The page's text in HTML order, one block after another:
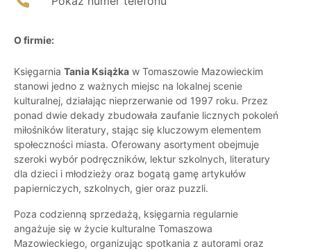
O firmie:
Księgarnia Tania Książka w Tomaszowie Mazowieckim
stanowi jedno z ważnych miejsc na lokalnej scenie
kulturalnej, działając nieprzerwanie od 1997 roku. Przez
ponad dwie dekady zbudowała zaufanie licznych pokoleń
miłośników literatury, stając się kluczowym elementem
społeczności miasta. Oferowany asortyment obejmuje
szeroki wybór podręczników, lektur szkolnych, literatury
dla dzieci i młodzieży oraz bogatą gamę artykułów
papierniczych, szkolnych, gier oraz puzzli.
Poza codzienną sprzedażą, księgarnia regularnie
angażuje się w życie kulturalne Tomaszowa
Mazowieckiego, organizując spotkania z autorami oraz